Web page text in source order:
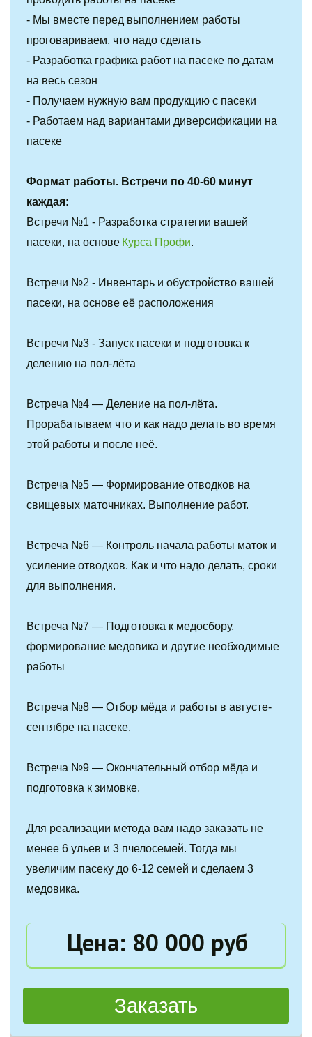
- Мы вместе перед выполнением работы
проговариваем, что надо сделать
- Разработка графика работ на пасеке по датам
на весь сезон
- Получаем нужную вам продукцию с пасеки
- Работаем над вариантами диверсификации на
пасеке
Формат работы. Встречи по 40-60 минут
каждая:
Встречи №1 - Разработка стратегии вашей
пасеки, на основе Курса Профи.
Встречи №2 - Инвентарь и обустройство вашей
пасеки, на основе её расположения
Встречи №3 - Запуск пасеки и подготовка к
делению на пол-лёта
Встреча №4 — Деление на пол-лёта.
Прорабатываем что и как надо делать во время
этой работы и после неё.
Встреча №5 — Формирование отводков на
свищевых маточниках. Выполнение работ.
Встреча №6 — Контроль начала работы маток и
усиление отводков. Как и что надо делать, сроки
для выполнения.
Встреча №7 — Подготовка к медосбору,
формирование медовика и другие необходимые
работы
Встреча №8 — Отбор мёда и работы в августе-
сентябре на пасеке.
Встреча №9 — Окончательный отбор мёда и
подготовка к зимовке.
Для реализации метода вам надо заказать не
менее 6 ульев и 3 пчелосемей. Тогда мы
увеличим пасеку до 6-12 семей и сделаем 3
медовика.
Цена: 80 000 руб
Заказать